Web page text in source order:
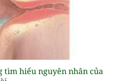
tìm hiểu nguyên nhân của